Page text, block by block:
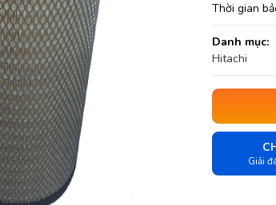
Thời gian
Danh mục:
Hitachi
Giải